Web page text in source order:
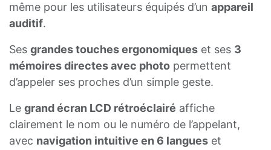
même pour les utilisateurs équipés d’un appareil
auditif.
Ses grandes touches ergonomiques et ses 3
mémoires directes avec photo permettent
d’appeler ses proches d’un simple geste.
Le grand écran LCD rétroéclairé affiche
clairement le nom ou le numéro de l’appelant,
avec navigation intuitive en 6 langues et